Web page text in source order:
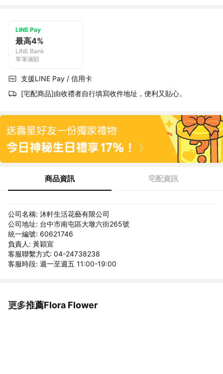
LINE Pay
最高4%
LINE Bank
單筆滿額
支援LINE Pay / 信用卡
[宅配商品]由收禮者自行填寫收件地址，便利又貼心。
商品資訊 宅配資訊
公司名稱: 沐軒生活花藝有限公司
公司地址: 台中市南屯區大墩六街265號
統一編號: 60621746
負責人: 黃穎宣
客服聯繫方式: 04-24738238
客服時段: 週一至週五 11:00-19:00
更多推薦Flora Flower
看更多